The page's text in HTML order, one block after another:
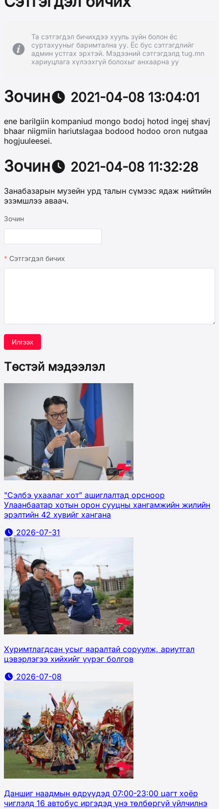
Та сэтгэгдэл бичихдээ хууль зүйн болон ёс
суртахууныг баримтална уу. Ёс бус сэтгэгдлийг
админ устгах эрхтэй. Мэдээний сэтгэгдэлд tug.mn
хариуцлага хүлээхгүй болохыг анхаарна уу
Зочин 2021-04-08 13:04:01
ene barilgiin kompaniud mongo bodoj hotod ingej shavj
bhaar niigmiin hariutslagaa bodood hodoo oron nutgaa
hogjuuleesei.
Зочин 2021-04-08 11:32:28
Занабазарын музейн урд талын сүмээс ядаж нийтийн
эзэмшлээ аваач.
Зочин
Сэтгэгдэл бичих
Илгээх
Төстэй мэдээлэл
"Сэлбэ ухаалаг хот” ашиглалтад орсноор
Улаанбаатар хотын орон сууцны хангамжийн жилийн
эрэлтийн 42 хувийг хангана
2026-07-31
Хуримтлагдсан усыг яаралтай соруулж, ариутгал
цэвэрлэгээ хийхийг үүрэг болгов
2026-07-08
Даншиг наадмын өдрүүдэд 07:00-23:00 цагт хоёр
чиглэлд 16 автобус иргэдэд үнэ төлбөргүй үйлчилнэ